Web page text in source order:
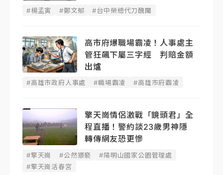
#楊孟寅 #鄭文郁 #台中榮總代刀醜聞
高市府爆職場霸凌！人事處主
管狂飆下屬三字經 判賠金額
出爐
#高雄市政府人事處 #職場霸凌 #高雄市府霸凌
擎天崗情侶激戰「鏡頭君」全
程直播！警約談23歲男神隱
轉傳網友恐更慘
#擎天崗 #公然猥褻
#陽明山國家公園管理處
#擎天崗活春宮